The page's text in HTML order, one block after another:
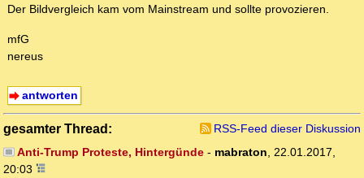
Der Bildvergleich kam vom Mainstream und sollte provozieren.
mfG
nereus
antworten
gesamter Thread:
RSS-Feed dieser Diskussion
Anti-Trump Proteste, Hintergünde- mabraton, 22.01.2017,
20:03